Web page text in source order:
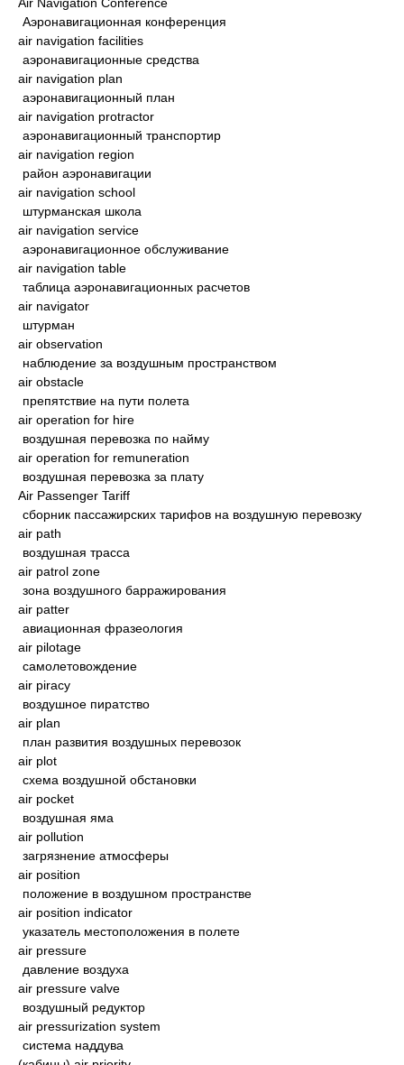
Аэронавигационная конференция
air navigation facilities
аэронавигационные средства
air navigation plan
аэронавигационный план
air navigation protractor
аэронавигационный транспортир
air navigation region
район аэронавигации
air navigation school
штурманская школа
air navigation service
аэронавигационное обслуживание
air navigation table
таблица аэронавигационных расчетов
air navigator
штурман
air observation
наблюдение за воздушным пространством
air obstacle
препятствие на пути полета
air operation for hire
воздушная перевозка по найму
air operation for remuneration
воздушная перевозка за плату
Air Passenger Tariff
сборник пассажирских тарифов на воздушную перевозку
air path
воздушная трасса
air patrol zone
зона воздушного барражирования
air patter
авиационная фразеология
air pilotage
самолетовождение
air piracy
воздушное пиратство
air plan
план развития воздушных перевозок
air plot
схема воздушной обстановки
air pocket
воздушная яма
air pollution
загрязнение атмосферы
air position
положение в воздушном пространстве
air position indicator
указатель местоположения в полете
air pressure
давление воздуха
air pressure valve
воздушный редуктор
air pressurization system
система наддува